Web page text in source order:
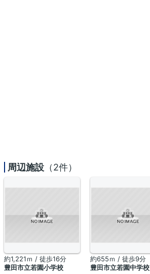
周辺施設 （2件）
約1,221ｍ / 徒歩16分
豊田市立若園小学校
約655ｍ / 徒歩9分
豊田市立若園中学校